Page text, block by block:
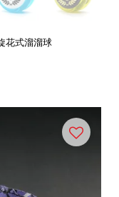
花式溜溜球